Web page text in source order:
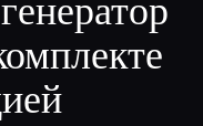
Креаторы